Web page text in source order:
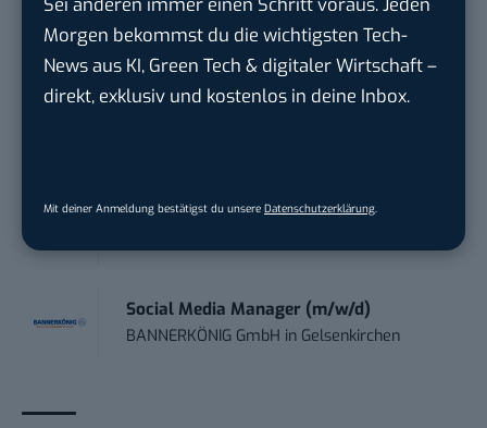
Morgen bekommst du die wichtigsten Tech-
News aus KI, Green Tech & digitaler Wirtschaft –
direkt, exklusiv und kostenlos in deine Inbox.
Mit deiner Anmeldung bestätigst du unsere Datenschutzerklärung.
Endpoint Security Engineer – OT (f/m/x)
ZEISS inOberkochen (Baden-Württemberg),
München
Josera Erbacher Service GmbH & Co...
Social Media Manager (m/w/d)
BANNERKÖNIG GmbH in Gelsenkirchen